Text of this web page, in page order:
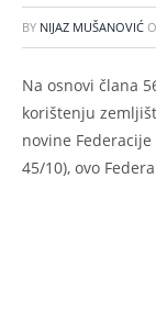
BY NIJAZ MUŠANOVIĆ
Na osnovi člana
korištenju
novine Federacije
45/10), ovo